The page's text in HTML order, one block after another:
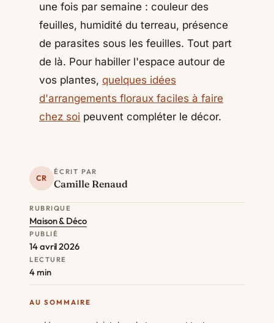
CR
ÉCRIT PAR
Camille Renaud
RUBRIQUE
Maison & Déco
PUBLIÉ
14 avril 2026
LECTURE
4 min
AU SOMMAIRE
une fois par semaine : couleur des
feuilles, humidité du terreau, présence
de parasites sous les feuilles. Tout part
de là. Pour habiller l'espace autour de
vos plantes, quelques idées
d'arrangements floraux faciles à faire
chez soi peuvent compléter le décor.